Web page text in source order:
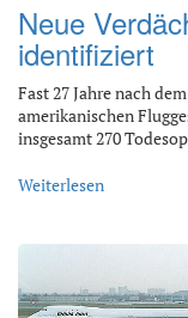
Neue
identifiziert
Fast 27 Jahre nach
amerikanischen
insgesamt 270
Weiterlesen